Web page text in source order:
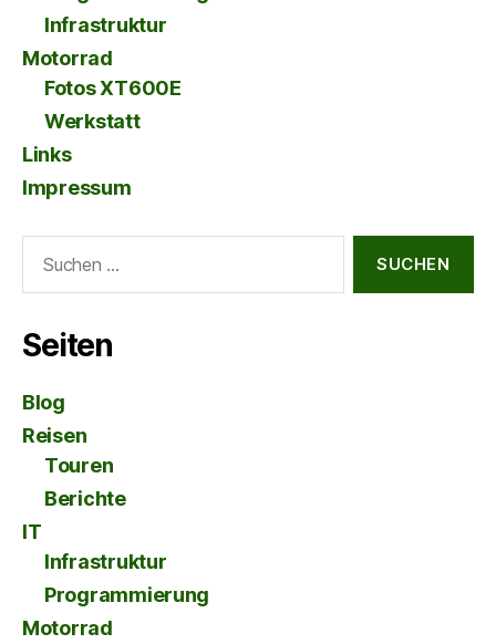
Infrastruktur
Motorrad
Fotos XT600E
Werkstatt
Links
Impressum
nach:
Seiten
Blog
Reisen
Touren
Berichte
IT
Infrastruktur
Programmierung
Motorrad